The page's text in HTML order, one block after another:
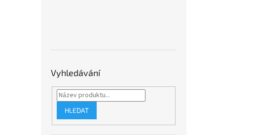
Vyhledávání
HLEDAT